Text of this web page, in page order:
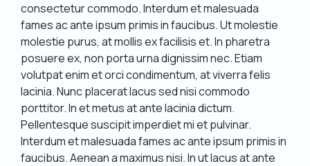
consectetur commodo. Interdum et malesuada
fames ac ante ipsum primis in faucibus. Ut molestie
molestie purus, at mollis ex facilisis et. In pharetra
posuere ex, non porta urna dignissim nec. Etiam
volutpat enim et orci condimentum, at viverra felis
lacinia. Nunc placerat lacus sed nisi commodo
porttitor. In et metus at ante lacinia dictum.
Pellentesque suscipit imperdiet mi et pulvinar.
Interdum et malesuada fames ac ante ipsum primis in
faucibus. Aenean a maximus nisi. In ut lacus at ante